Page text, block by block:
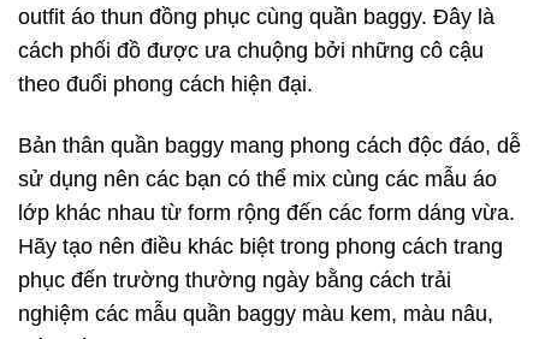
outfit áo thun đồng phục cùng quần baggy. Đây là
cách phối đồ được ưa chuộng bởi những cô cậu
theo đuổi phong cách hiện đại.
Bản thân quần baggy mang phong cách độc đáo, dễ
sử dụng nên các bạn có thể mix cùng các mẫu áo
lớp khác nhau từ form rộng đến các form dáng vừa.
Hãy tạo nên điều khác biệt trong phong cách trang
phục đến trường thường ngày bằng cách trải
nghiệm các mẫu quần baggy màu kem, màu nâu,